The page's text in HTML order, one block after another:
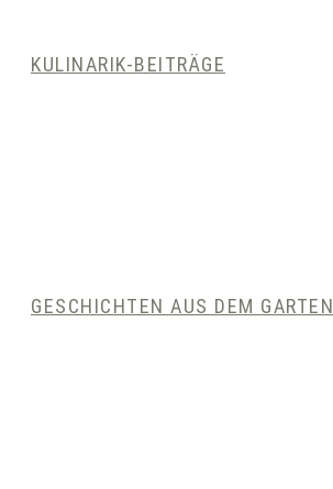
KULINARIK-BEITRÄGE
GESCHICHTEN AUS DEM GARTEN